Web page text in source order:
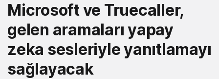
Microsoft ve Truecaller,
gelen aramaları yapay
zeka sesleriyle yanıtlamayı
sağlayacak